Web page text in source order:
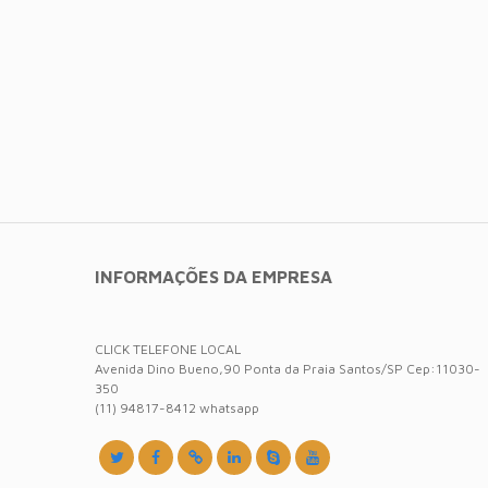
INFORMAÇÕES DA EMPRESA
CLICK TELEFONE LOCAL
Avenida Dino Bueno,90 Ponta da Praia Santos/SP Cep:11030-
350
(11) 94817-8412 whatsapp